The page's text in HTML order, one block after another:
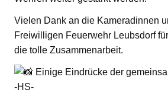
Vielen Dank an die Kameradinnen
Freiwilligen Feuerwehr Leubsdorf
die tolle Zusammenarbeit.
Einige Eindrücke der
-HS-